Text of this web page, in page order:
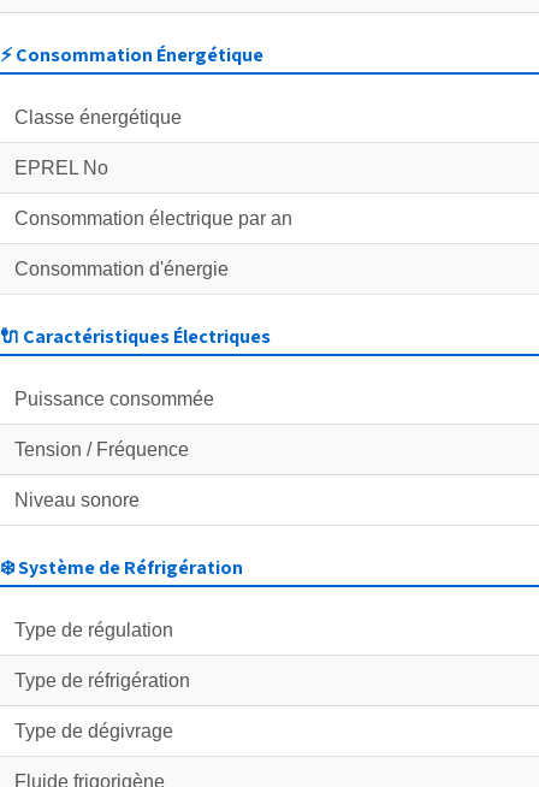
⚡ Consommation Énergétique
Classe énergétique
EPREL No
Consommation électrique par an
Consommation d'énergie
🔌 Caractéristiques Électriques
Puissance consommée
Tension / Fréquence
Niveau sonore
❄️ Système de Réfrigération
Type de régulation
Type de réfrigération
Type de dégivrage
Fluide frigorigène